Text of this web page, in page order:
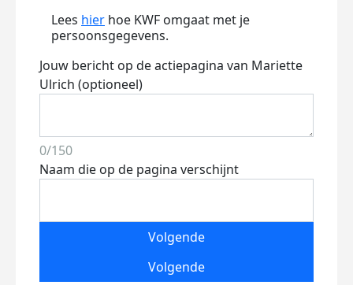
Lees hier hoe KWF omgaat met je
persoonsgegevens.
Jouw bericht op de actiepagina van Mariette
Ulrich (optioneel)
0/150
Naam die op de pagina verschijnt
Volgende
Volgende